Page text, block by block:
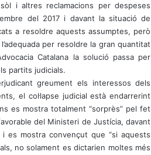
i altres reclamacions per despeses
del 2017 i davant la situació de
a resoldre aquests assumptes, però
per resoldre la gran quantitat
Catalana la solució passa per
partits judicials.
greument els interessos dels
el col·lapse judicial està endarrerint
es mostra totalment “sorprès” pel fet
del Ministeri de Justícia, davant
es mostra convençut que “si aquests
no solament es dictarien moltes més